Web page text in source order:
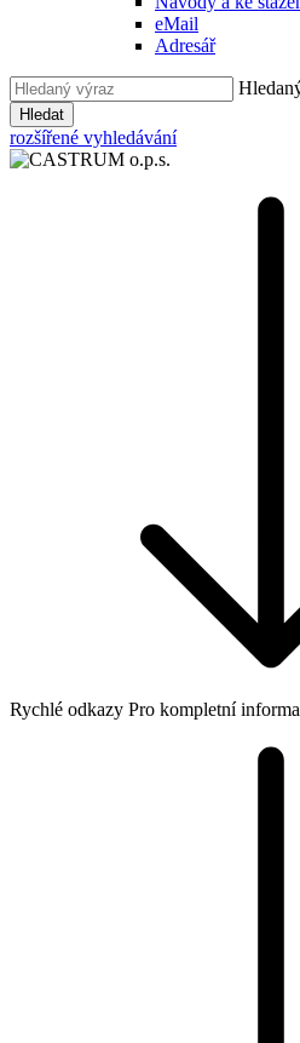
eMail
Adresář
Hledat
rozšířené vyhledávání
Rychlé odkazy Pro kompletní